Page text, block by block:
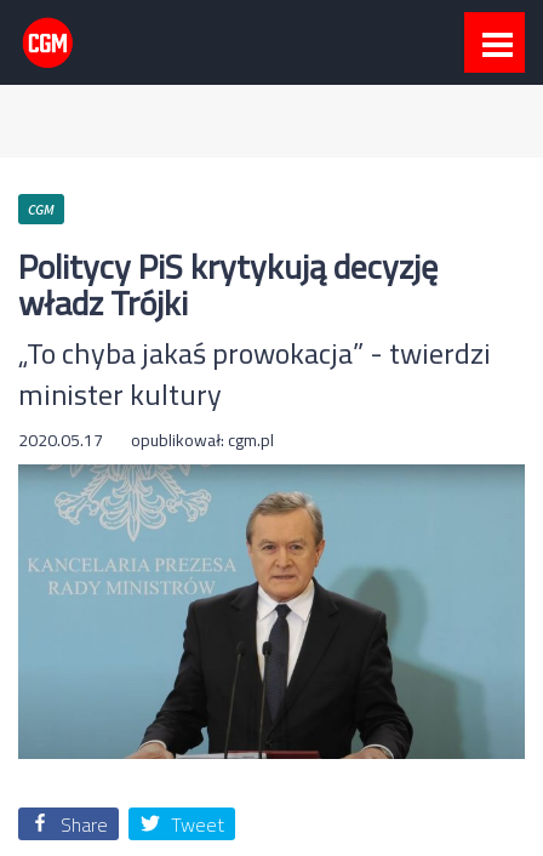
CGM
Politycy PiS krytykują decyzję
władz Trójki
„To chyba jakaś prowokacja” - twierdzi
minister kultury
2020.05.17 opublikował:cgm.pl
Share Tweet